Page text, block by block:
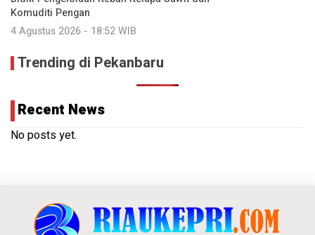
Komuditi Pengan
4 Agustus 2026 - 18:52 WIB
Trending di Pekanbaru
Recent News
No posts yet.